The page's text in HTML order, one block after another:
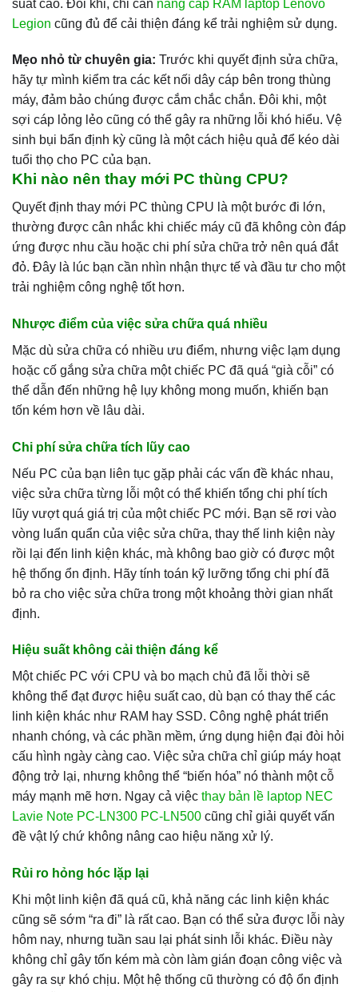
suất cao. Đôi khi, chỉ cần nâng cấp RAM laptop Lenovo
Legion cũng đủ để cải thiện đáng kể trải nghiệm sử dụng.
Mẹo nhỏ từ chuyên gia: Trước khi quyết định sửa chữa,
hãy tự mình kiểm tra các kết nối dây cáp bên trong thùng
máy, đảm bảo chúng được cắm chắc chắn. Đôi khi, một
sợi cáp lỏng lẻo cũng có thể gây ra những lỗi khó hiểu. Vệ
sinh bụi bẩn định kỳ cũng là một cách hiệu quả để kéo dài
tuổi thọ cho PC của bạn.
Khi nào nên thay mới PC thùng CPU?
Quyết định thay mới PC thùng CPU là một bước đi lớn,
thường được cân nhắc khi chiếc máy cũ đã không còn đáp
ứng được nhu cầu hoặc chi phí sửa chữa trở nên quá đắt
đỏ. Đây là lúc bạn cần nhìn nhận thực tế và đầu tư cho một
trải nghiệm công nghệ tốt hơn.
Nhược điểm của việc sửa chữa quá nhiều
Mặc dù sửa chữa có nhiều ưu điểm, nhưng việc lạm dụng
hoặc cố gắng sửa chữa một chiếc PC đã quá “già cỗi” có
thể dẫn đến những hệ lụy không mong muốn, khiến bạn
tốn kém hơn về lâu dài.
Chi phí sửa chữa tích lũy cao
Nếu PC của bạn liên tục gặp phải các vấn đề khác nhau,
việc sửa chữa từng lỗi một có thể khiến tổng chi phí tích
lũy vượt quá giá trị của một chiếc PC mới. Bạn sẽ rơi vào
vòng luẩn quẩn của việc sửa chữa, thay thế linh kiện này
rồi lại đến linh kiện khác, mà không bao giờ có được một
hệ thống ổn định. Hãy tính toán kỹ lưỡng tổng chi phí đã
bỏ ra cho việc sửa chữa trong một khoảng thời gian nhất
định.
Hiệu suất không cải thiện đáng kể
Một chiếc PC với CPU và bo mạch chủ đã lỗi thời sẽ
không thể đạt được hiệu suất cao, dù bạn có thay thế các
linh kiện khác như RAM hay SSD. Công nghệ phát triển
nhanh chóng, và các phần mềm, ứng dụng hiện đại đòi hỏi
cấu hình ngày càng cao. Việc sửa chữa chỉ giúp máy hoạt
động trở lại, nhưng không thể “biến hóa” nó thành một cỗ
máy mạnh mẽ hơn. Ngay cả việc thay bản lề laptop NEC
Lavie Note PC-LN300 PC-LN500 cũng chỉ giải quyết vấn
đề vật lý chứ không nâng cao hiệu năng xử lý.
Rủi ro hỏng hóc lặp lại
Khi một linh kiện đã quá cũ, khả năng các linh kiện khác
cũng sẽ sớm “ra đi” là rất cao. Bạn có thể sửa được lỗi này
hôm nay, nhưng tuần sau lại phát sinh lỗi khác. Điều này
không chỉ gây tốn kém mà còn làm gián đoạn công việc và
gây ra sự khó chịu. Một hệ thống cũ thường có độ ổn định